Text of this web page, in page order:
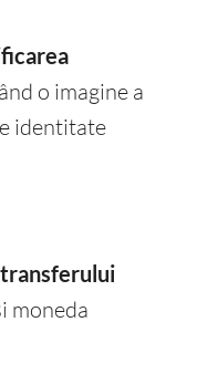
o imagine a
identitate
moneda